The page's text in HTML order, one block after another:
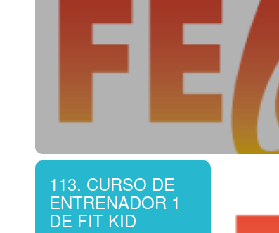
113. CURSO DE
ENTRENADOR 1
DE FIT KID